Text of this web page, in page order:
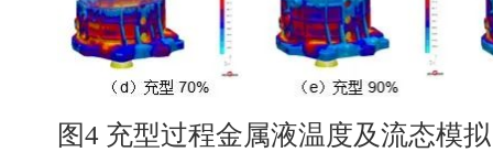
图4 充型过程金属液温度及流态模拟